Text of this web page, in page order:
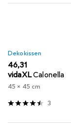
Dekokissen
EUR
46,31
vidaXLCalonella
45 x 45 cm
3